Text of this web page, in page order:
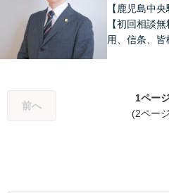
【鹿児島中
【初回相談
用、信条、皆
に強みあり
後までサポ
前へ
1ペー
(2ペー